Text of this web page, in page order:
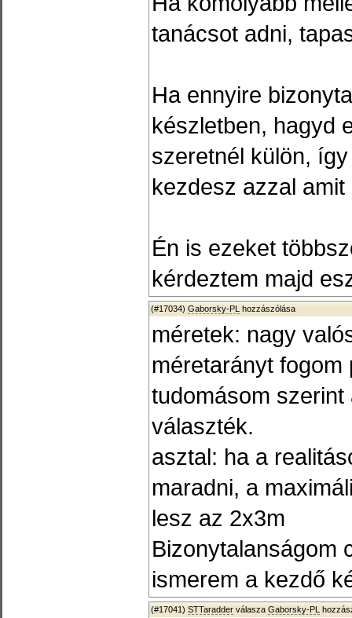
tanácsot adni,
Ha ennyire
készletben, hagyd
szeretnél külön,
kezdesz azzal
Én is ezeket
kérdeztem majd
(#17034) Gaborsky-PL hozzászólása
méretek: nagy
méretarányt fogom
tudomásom
választék.
asztal: ha a
maradni, a
lesz az 2x3m
Bizonytalanságom
ismerem a kezdő
(#17041) STTaradder válasza Gaborsky-PL